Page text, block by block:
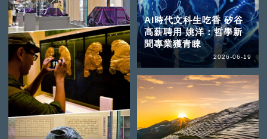
AI時代文科生吃香 矽谷
高薪聘用 姚洋：哲學新
聞專業獲青睞
2026-06-19